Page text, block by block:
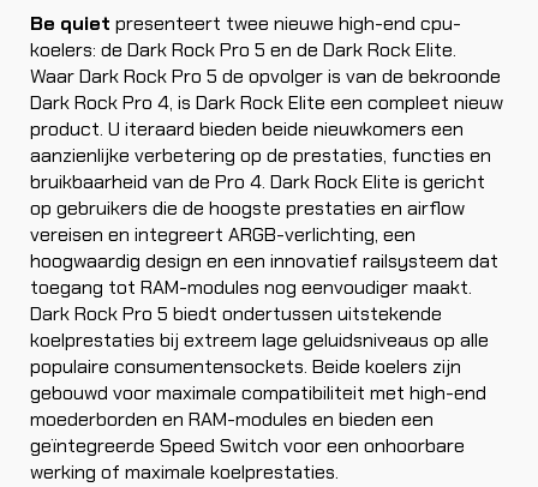
Be quiet presenteert twee nieuwe high-end cpu-
koelers: de Dark Rock Pro 5 en de Dark Rock Elite.
Waar Dark Rock Pro 5 de opvolger is van de bekroonde
Dark Rock Pro 4, is Dark Rock Elite een compleet nieuw
product. U iteraard bieden beide nieuwkomers een
aanzienlijke verbetering op de prestaties, functies en
bruikbaarheid van de Pro 4. Dark Rock Elite is gericht
op gebruikers die de hoogste prestaties en airflow
vereisen en integreert ARGB-verlichting, een
hoogwaardig design en een innovatief railsysteem dat
toegang tot RAM-modules nog eenvoudiger maakt.
Dark Rock Pro 5 biedt ondertussen uitstekende
koelprestaties bij extreem lage geluidsniveaus op alle
populaire consumentensockets. Beide koelers zijn
gebouwd voor maximale compatibiliteit met high-end
moederborden en RAM-modules en bieden een
geïntegreerde Speed Switch voor een onhoorbare
werking of maximale koelprestaties.